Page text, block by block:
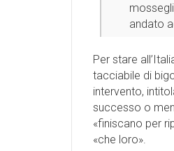
andato
Per stare
tacciabile di
intervento,
successo o
«finiscano per
«che loro».